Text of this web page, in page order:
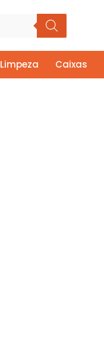
Limpeza Caixas